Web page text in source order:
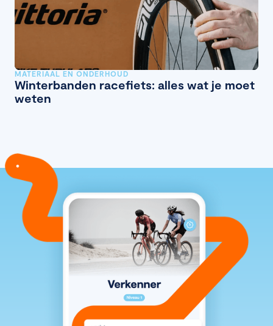
MATERIAAL EN ONDERHOUD
Winterbanden racefiets: alles wat je moet
weten